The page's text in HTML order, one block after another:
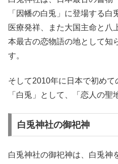
「因幡の白兎」に登場する
医療発祥、また大国主命と八
本最古の恋物語の地として知
す。
そして2010年に日本で初め
「白兎」として、「恋人の聖
白兎神社の御祀神
白兎神社の御祀神は、白兎神